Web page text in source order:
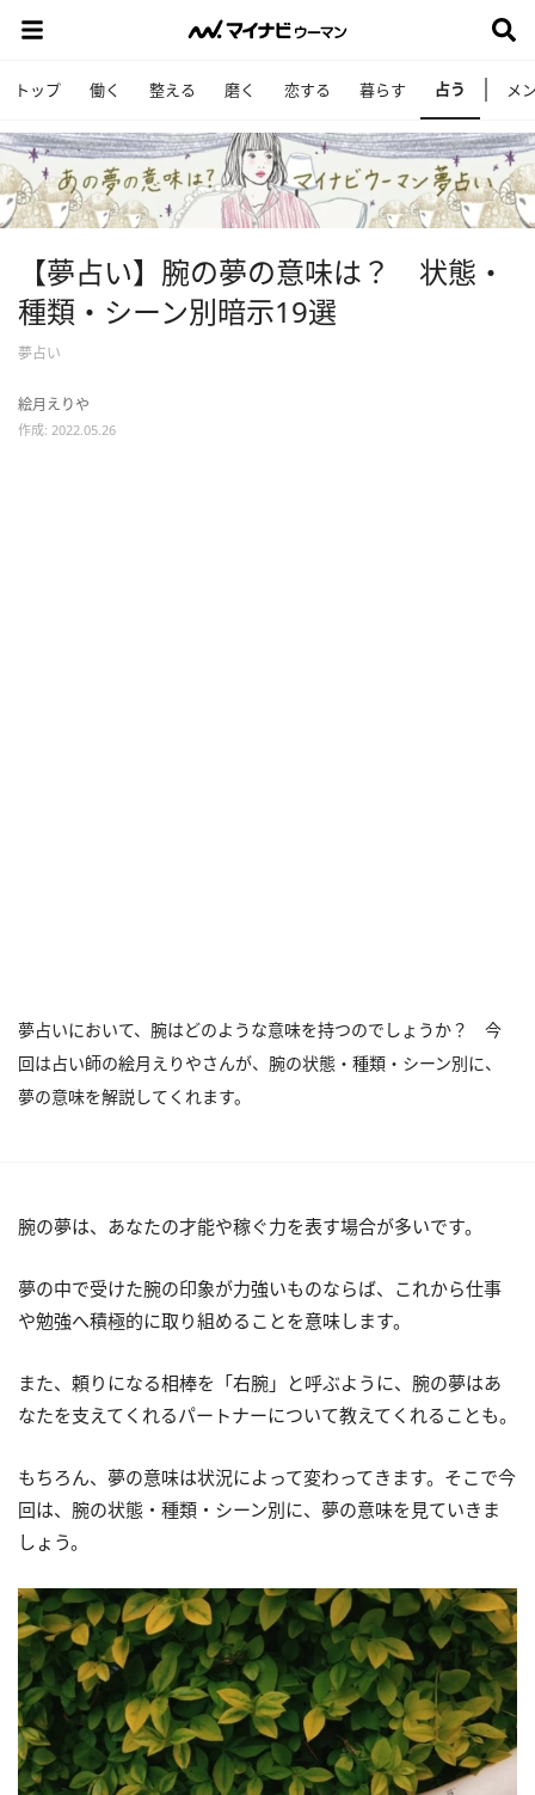
トップ 働く 整える 磨く 恋する 暮らす 占う メ
【夢占い】腕の夢の意味は？ 状態・
種類・シーン別暗示19選
夢占い
絵月えりや
作成: 2022.05.26
夢占いにおいて、腕はどのような意味を持つのでしょうか？ 今
回は占い師の絵月えりやさんが、腕の状態・種類・シーン別に、
夢の意味を解説してくれます。
腕の夢は、あなたの才能や稼ぐ力を表す場合が多いです。
夢の中で受けた腕の印象が力強いものならば、これから仕事
や勉強へ積極的に取り組めることを意味します。
また、頼りになる相棒を「右腕」と呼ぶように、腕の夢はあ
なたを支えてくれるパートナーについて教えてくれることも。
もちろん、夢の意味は状況によって変わってきます。そこで今
回は、腕の状態・種類・シーン別に、夢の意味を見ていきま
しょう。